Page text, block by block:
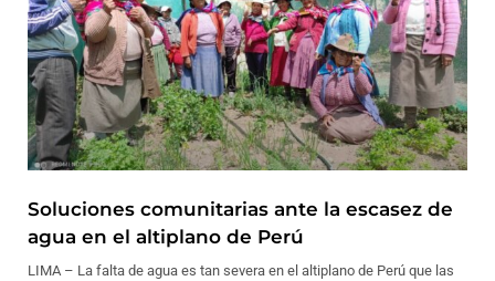
Soluciones comunitarias ante la escasez de
agua en el altiplano de Perú
LIMA – La falta de agua es tan severa en el altiplano de Perú que las